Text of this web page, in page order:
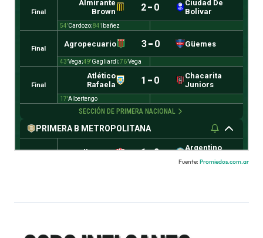
Fuente: Promiedos.com.ar